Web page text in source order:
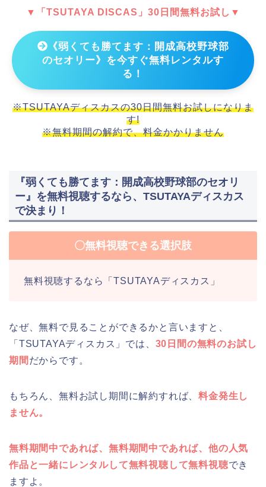
▼「TSUTAYA DISCAS」30日間無料お試し▼
《弱くても勝てます：開成高校野球部
のセオリー》を今すぐ無料レンタルす
る！
※TSUTAYAディスカスの30日間無料お試しになりま
す!
※無料期間の解約で、料金かかりません
『弱くても勝てます：開成高校野球部のセオリ
ー』を無料視聴するなら、TSUTAYAディスカス
で決まり！
〇無料視聴できる選択肢
無料視聴するなら「TSUTAYAディスカス」
なぜ、無料で見ることができるかと言いますと、
「TSUTAYAディスカス」では、 30日間の無料のお試し
期間 だからです。
もちろん、無料お試し期間に解約すれば、料金発生し
ません。
無料期間中であれば、無料期間中であれば、他の人気
作品と一緒にレンタルして無料視聴して無料視聴でき
ますよ。